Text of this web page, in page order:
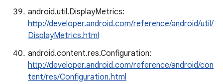
android.util.DisplayMetrics:
http://developer.android.com/reference/android/util/
DisplayMetrics.html
android.content.res.Configuration:
http://developer.android.com/reference/android/con
tent/res/Configuration.html